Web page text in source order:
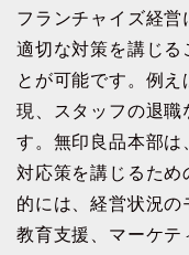
フランチャイズ経営
適切な対策を講じる
とが可能です。例
現、スタッフの退職
す。無印良品本部は
対応策を講じるた
的には、経営状況の
教育支援、マーケテ